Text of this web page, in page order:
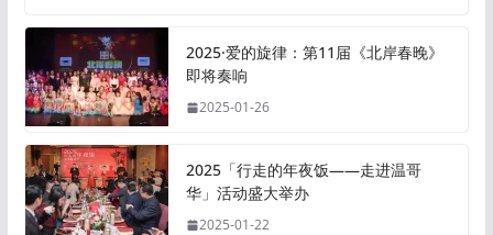
2025·爱的旋律：第11届《北岸春晚》
即将奏响
2025-01-26
2025「行走的年夜饭——走进温哥
华」活动盛大举办
2025-01-22